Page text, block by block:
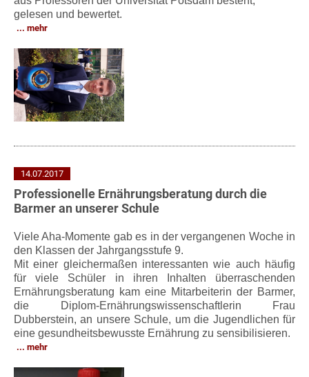
gelesen und bewertet.
mehr
14.07.2017
Professionelle Ernährungsberatung durch die
Barmer an unserer Schule
Viele Aha-Momente gab es in der vergangenen Woche in
den Klassen der Jahrgangsstufe 9.
Mit einer gleichermaßen interessanten wie auch häufig
für viele Schüler in ihren Inhalten überraschenden
Ernährungsberatung kam eine Mitarbeiterin der Barmer,
die Diplom-Ernährungswissenschaftlerin Frau
Dubberstein, an unsere Schule, um die Jugendlichen für
eine gesundheitsbewusste Ernährung zu sensibilisieren.
mehr